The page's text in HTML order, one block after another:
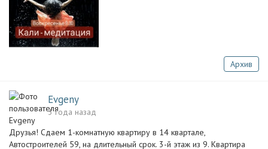
Архив
Evgeny
3 года назад
Друзья! Сдаем 1-комнатную квартиру в 14 квартале,
Автостроителей 59, на длительный срок. 3-й этаж из 9. Квартира